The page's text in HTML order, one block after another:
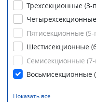
Трехсекционные (3-
Пятисекционные
Шестисекционные
Семисекционные
Восьмисекционные
Показать все